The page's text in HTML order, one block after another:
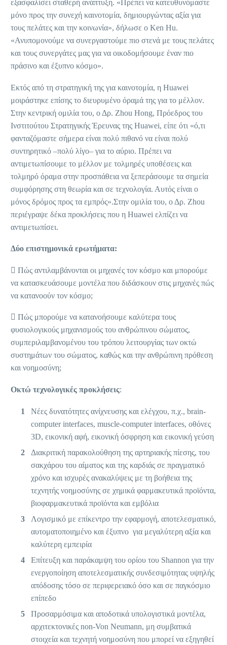
εξασφαλίσει σταθερή ανάπτυξη. «Πρέπει να κατευθυνόμαστε
μόνο προς την συνεχή καινοτομία, δημιουργώντας αξία για
τους πελάτες και την κοινωνία», δήλωσε ο Ken Hu.
«Ανυπομονούμε να συνεργαστούμε πιο στενά με τους πελάτες
και τους συνεργάτες μας για να οικοδομήσουμε έναν πιο
πράσινο και έξυπνο κόσμο».
Εκτός από τη στρατηγική της για καινοτομία, η Huawei
μοιράστηκε επίσης το διευρυμένο όραμά της για το μέλλον.
Στην κεντρική ομιλία του, ο Δρ. Zhou Hong, Πρόεδρος του
Ινστιτούτου Στρατηγικής Έρευνας της Huawei, είπε ότι «ό,τι
φανταζόμαστε σήμερα είναι πολύ πιθανό να είναι πολύ
συντηρητικό –πολύ λίγο– για το αύριο. Πρέπει να
αντιμετωπίσουμε το μέλλον με τολμηρές υποθέσεις και
τολμηρό όραμα στην προσπάθεια να ξεπεράσουμε τα σημεία
συμφόρησης στη θεωρία και σε τεχνολογία. Αυτός είναι ο
μόνος δρόμος προς τα εμπρός».Στην ομιλία του, ο Δρ. Zhou
περιέγραψε δέκα προκλήσεις που η Huawei ελπίζει να
αντιμετωπίσει.
Δύο επιστημονικά ερωτήματα:
 Πώς αντιλαμβάνονται οι μηχανές τον κόσμο και μπορούμε
να κατασκευάσουμε μοντέλα που διδάσκουν στις μηχανές πώς
να κατανοούν τον κόσμο;
 Πώς μπορούμε να κατανοήσουμε καλύτερα τους
φυσιολογικούς μηχανισμούς του ανθρώπινου σώματος,
συμπεριλαμβανομένου του τρόπου λειτουργίας των οκτώ
συστημάτων του σώματος, καθώς και την ανθρώπινη πρόθεση
και νοημοσύνη;
Οκτώ τεχνολογικές προκλήσεις:
Νέες δυνατότητες ανίχνευσης και ελέγχου, π.χ., brain-
computer interfaces, muscle-computer interfaces, οθόνες
3D, εικονική αφή, εικονική όσφρηση και εικονική γεύση
Διακριτική παρακολούθηση της αρτηριακής πίεσης, του
σακχάρου του αίματος και της καρδιάς σε πραγματικό
χρόνο και ισχυρές ανακαλύψεις με τη βοήθεια της
τεχνητής νοημοσύνης σε χημικά φαρμακευτικά προϊόντα,
βιοφαρμακευτικά προϊόντα και εμβόλια
Λογισμικό με επίκεντρο την εφαρμογή, αποτελεσματικό,
αυτοματοποιημένο και έξυπνο για μεγαλύτερη αξία και
καλύτερη εμπειρία
Επίτευξη και παράκαμψη του ορίου του Shannon για την
ενεργοποίηση αποτελεσματικής συνδεσιμότητας υψηλής
απόδοσης τόσο σε περιφερειακό όσο και σε παγκόσμιο
επίπεδο
Προσαρμόσιμα και αποδοτικά υπολογιστικά μοντέλα,
αρχιτεκτονικές non-Von Neumann, μη συμβατικά
στοιχεία και τεχνητή νοημοσύνη που μπορεί να εξηγηθεί